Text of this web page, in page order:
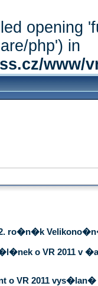
opening
php') in
www/
ro�n�k
o VR 2011 v
o VR 2011